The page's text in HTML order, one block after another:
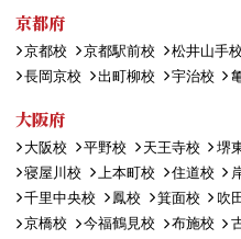
京都府
京都校 京都駅前校 松井山手校
長岡京校
出町柳校 宇治校
大阪府
大阪校 平野校 天王寺校 堺
寝屋川校
上本町校 住道校
千里中央校
鳳校 箕面校 吹
京橋校
今福鶴見校 布施校